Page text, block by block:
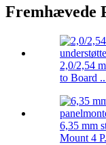
Fremhævede
2,0/2,54
to Board
6,35 mm
Mount 4